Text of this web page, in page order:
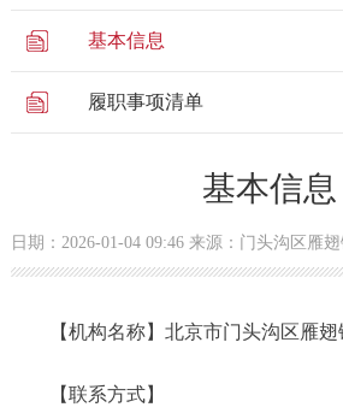
基本信息
履职事项清单
基本信息
日期：2026-01-04 09:46 来源：门头沟区雁
【机构名称】北京市门头沟区雁
【联系方式】